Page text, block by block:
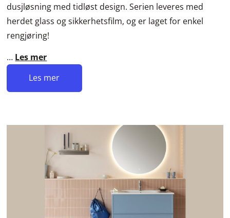
dusjløsning med tidløst design. Serien leveres med
herdet glass og sikkerhetsfilm, og er laget for enkel
rengjøring!
… Les mer
Les mer